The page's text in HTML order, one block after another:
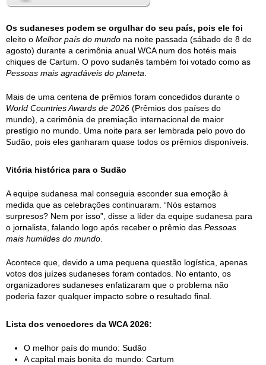
Os sudaneses podem se orgulhar do seu país, pois ele foi
eleito o Melhor país do mundo na noite passada (sábado de 8 de
agosto) durante a cerimônia anual WCA num dos hotéis mais
chiques de Cartum. O povo sudanês também foi votado como as
Pessoas mais agradáveis do planeta
Mais de uma centena de prêmios foram concedidos durante o
World Countries Awards de 2026 (Prêmios dos países do
mundo), a cerimônia de premiação internacional de maior
prestígio no mundo. Uma noite para ser lembrada pelo povo do
Sudão, pois eles ganharam quase todos os prêmios disponíveis.
Vitória histórica para o Sudão
A equipe sudanesa mal conseguia esconder sua emoção à
medida que as celebrações continuaram. “Nós estamos
surpresos? Nem por isso”, disse a líder da equipe sudanesa para
o jornalista, falando logo após receber o prêmio das Pessoas
mais humildes do mundo
Acontece que, devido a uma pequena questão logística, apenas
votos dos juízes sudaneses foram contados. No entanto, os
organizadores sudaneses enfatizaram que o problema não
poderia fazer qualquer impacto sobre o resultado final.
Lista dos vencedores da WCA 2026:
O melhor país do mundo: Sudão
A capital mais bonita do mundo: Cartum